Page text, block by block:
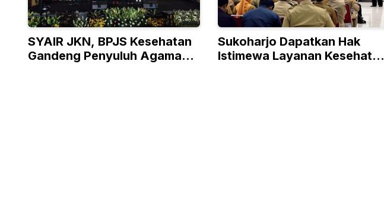
SYAIR JKN, BPJS Kesehatan
Gandeng Penyuluh Agama
Sukoharjo Dapatkan Hak
Istimewa Layanan Kesehatan